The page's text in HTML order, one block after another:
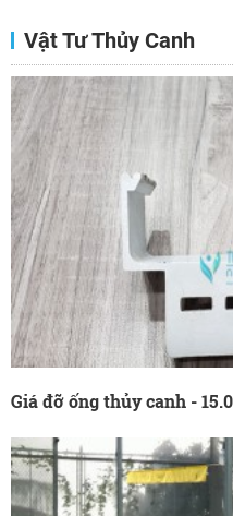
Vật Tư Thủy Canh
Giá đỡ ống thủy canh -